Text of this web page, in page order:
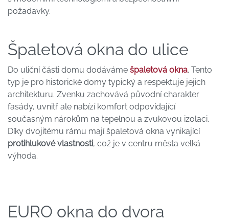
požadavky.
Špaletová okna do ulice
Do uliční části domu dodáváme špaletová okna. Tento
typ je pro historické domy typický a respektuje jejich
architekturu. Zvenku zachovává původní charakter
fasády, uvnitř ale nabízí komfort odpovídající
současným nárokům na tepelnou a zvukovou izolaci.
Díky dvojitému rámu mají špaletová okna vynikající
protihlukové vlastnosti, což je v centru města velká
výhoda.
EURO okna do dvora